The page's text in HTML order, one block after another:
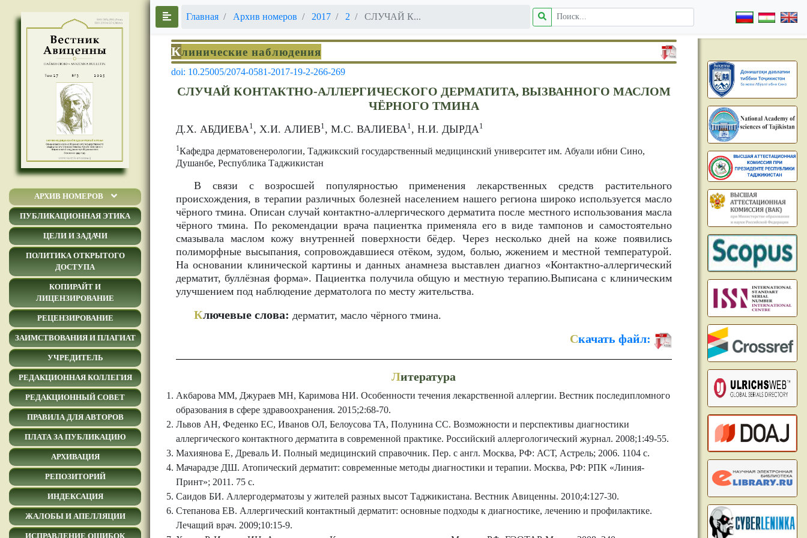
АРХИВ НОМЕРОВ
ПУБЛИКАЦИОННАЯ ЭТИКА
ЦЕЛИ И ЗАДАЧИ
ПОЛИТИКА ОТКРЫТОГО
ДОСТУПА
КОПИРАЙТ И
ЛИЦЕНЗИРОВАНИЕ
РЕЦЕНЗИРОВАНИЕ
ЗАИМСТВОВАНИЯ И ПЛАГИАТ
УЧРЕДИТЕЛЬ
РЕДАКЦИОННАЯ КОЛЛЕГИЯ
РЕДАКЦИОННЫЙ СОВЕТ
ПРАВИЛА ДЛЯ АВТОРОВ
ПЛАТА ЗА ПУБЛИКАЦИЮ
АРХИВАЦИЯ
РЕПОЗИТОРИЙ
ИНДЕКСАЦИЯ
ЖАЛОБЫ И АПЕЛЛЯЦИИ
ИСПРАВЛЕНИЕ ОШИБОК
Главная Архив номеров 2017 2 СЛУЧАЙ К...
Клинические наблюдения
doi: 10.25005/2074-0581-2017-19-2-266-269
СЛУЧАЙ КОНТАКТНО-АЛЛЕРГИЧЕСКОГО ДЕРМАТИТА, ВЫЗВАННОГО МАСЛОМ
ЧЁРНОГО ТМИНА
Д.Х. АБДИЕВА 1, Х.И. АЛИЕВ1, М.С. ВАЛИЕВА 1, Н.И. ДЫРДА 1
1Кафедра дерматовенерологии, Таджикский государственный медицинский университет им. Абуали ибни Сино,
Душанбе, Республика Таджикистан
В связи с возросшей популярностью применения лекарственных средств растительного
происхождения, в терапии различных болезней населением нашего региона широко используется масло
чёрного тмина. Описан случай контактно-аллергического дерматита после местного использования масла
чёрного тмина. По рекомендации врача пациентка применяла его в виде тампонов и самостоятельно
смазывала маслом кожу внутренней поверхности бёдер. Через несколько дней на коже появились
полиморфные высыпания, сопровождавшиеся отёком, зудом, болью, жжением и местной температурой.
На основании клинической картины и данных анамнеза выставлен диагноз «Контактно-аллергический
дерматит, буллёзная форма». Пациентка получила общую и местную терапию.Выписана с клиническим
улучшением под наблюдение дерматолога по месту жительства.
Ключевые слова: дерматит, масло чёрного тмина.
Скачать файл:
Литература
Акбарова ММ, Джураев МН, Каримова НИ. Особенности течения лекарственной аллергии. Вестник последипломного
образования в сфере здравоохранения. 2015;2:68-70.
Львов АН, Феденко ЕС, Иванов ОЛ, Белоусова ТА, Полунина СС. Возможности и перспективы диагностики
аллергического контактного дерматита в современной практике. Российский аллергологический журнал. 2008;1:49-55.
Махиянова Е, Древаль И. Полный медицинский справочник. Пер. с англ. Москва, РФ: АСТ, Астрель; 2006. 1104 с.
Мачарадзе ДШ. Атопический дерматит: современные методы диагностики и терапии. Москва, РФ: РПК «Линия-
Принт»; 2011. 75 с.
Саидов БИ. Аллергодерматозы у жителей разных высот Таджикистана. Вестник Авиценны. 2010;4:127-30.
Степанова ЕВ. Аллергический контактный дерматит: основные подходы к диагностике, лечению и профилактике.
Лечащий врач. 2009;10:15-9.